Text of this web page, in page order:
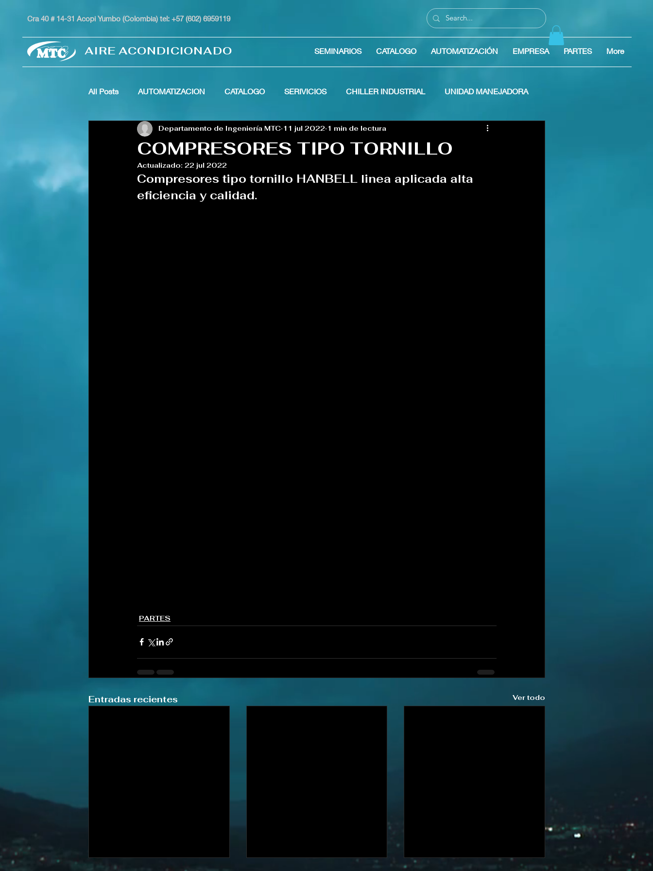
Cra 40 # 14-31 Acopi Yumbo (Colombia) tel: +57 (602) 6959119
AIRE ACONDICIONADO SEMINARIOS CATALOGO AUTOMATIZACIÓN EMPRESA PARTES More
All Posts AUTOMATIZACION CATALOGO SERIVICIOS CHILLER INDUSTRIAL UNIDAD MANEJADORA
UNIDAD DE PRECISION UNIDADES TIPO PAQUETE PARTES UNIDAD DE VENTILACION
UNIDAD CONDENSADORA
COMPRESORES TIPO TORNILLO
Departamento de Ingeniería MTC 11 jul 2022 1 min de lectura
Actualizado: 22 jul 2022
Compresores tipo tornillo HANBELL linea aplicada alta
eficiencia y calidad.
PARTES
Entradas recientes Ver todo